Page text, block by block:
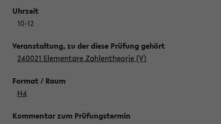
10-12
240021 Elementare Zahlentheorie (V)
H4